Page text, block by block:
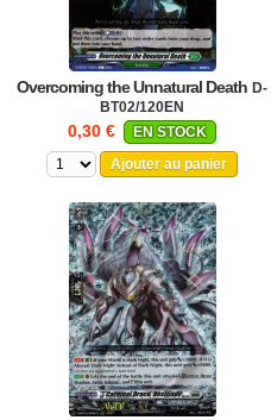
Overcoming the Unnatural Death D-
BT02/120EN
0,30 €
EN STOCK
Ajouter au panier